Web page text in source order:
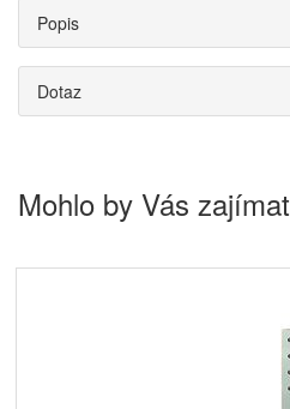
Popis
Dotaz
Mohlo by Vás zajímat